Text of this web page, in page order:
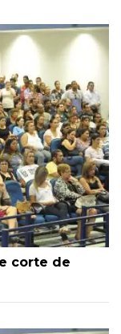
corte de